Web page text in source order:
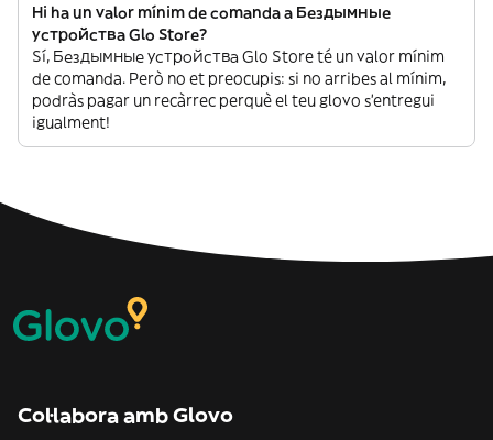
Hi ha un valor mínim de comanda a Бездымные
устройства Glo Store?
Sí, Бездымные устройства Glo Store té un valor mínim
de comanda. Però no et preocupis: si no arribes al mínim,
podràs pagar un recàrrec perquè el teu glovo s’entregui
igualment!
Col·labora amb Glovo